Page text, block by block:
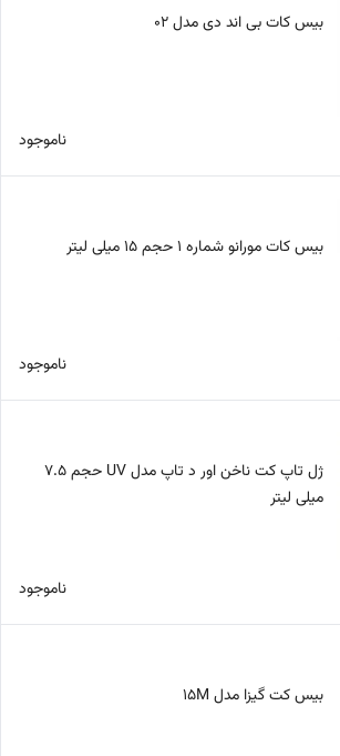
بیس کات بی اند دی مدل 02
ناموجود
بیس کات مورانو شماره 1 حجم 15 میلی لیتر
ناموجود
ژل تاپ کت ناخن اور د تاپ مدل UV حجم 7.5
میلی لیتر
ناموجود
بیس کت گیزا مدل 15M